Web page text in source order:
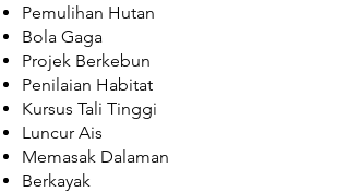
Pemulihan Hutan
Bola Gaga
Projek Berkebun
Penilaian Habitat
Kursus Tali Tinggi
Luncur Ais
Memasak Dalaman
Berkayak